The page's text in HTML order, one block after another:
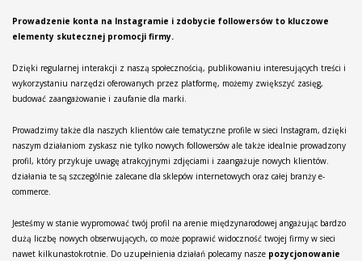
Prowadzenie konta na Instagramie i zdobycie followersów to kluczowe
elementy skutecznej promocji firmy.
Dzięki regularnej interakcji z naszą społecznością, publikowaniu interesujących treści i
wykorzystaniu narzędzi oferowanych przez platformę, możemy zwiększyć zasięg,
budować zaangażowanie i zaufanie dla marki.
Prowadzimy także dla naszych klientów całe tematyczne profile w sieci Instagram, dzięki
naszym działaniom zyskasz nie tylko nowych followersów ale także idealnie prowadzony
profil, który przykuje uwagę atrakcyjnymi zdjęciami i zaangażuje nowych klientów.
działania te są szczególnie zalecane dla sklepów internetowych oraz całej branży e-
commerce.
Jesteśmy w stanie wypromować twój profil na arenie międzynarodowej angażując bardzo
dużą liczbę nowych obserwujących, co może poprawić widoczność twojej firmy w sieci
nawet kilkunastokrotnie. Do uzupełnienia działań polecamy nasze pozycjonowanie